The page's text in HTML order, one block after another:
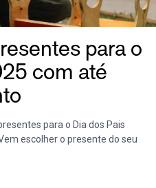
para o
com até
para o Dia dos Pais
escolher o presente do seu